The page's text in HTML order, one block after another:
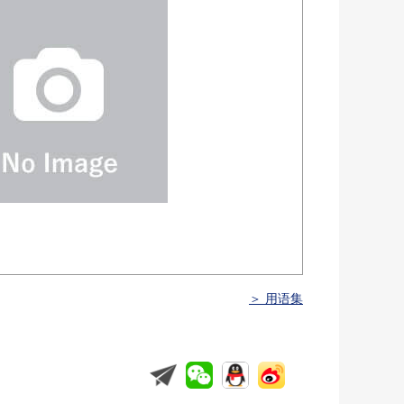
＞ 用语集